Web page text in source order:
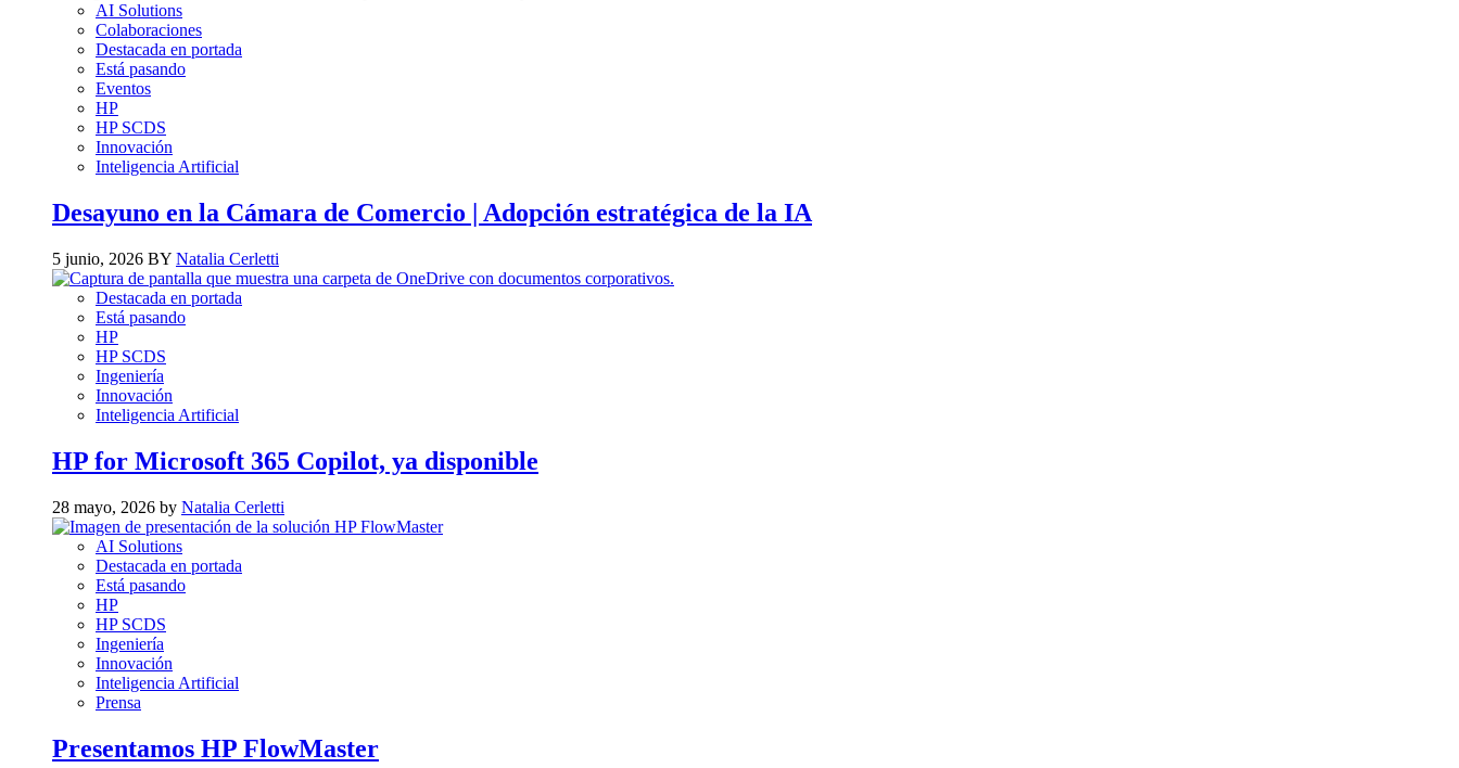
AI Solutions
Colaboraciones
Destacada en portada
Está pasando
Eventos
HP
HP SCDS
Innovación
Inteligencia Artificial
Desayuno en la Cámara de Comercio | Adopción estratégica de la IA
5 junio, 2026 BY Natalia Cerletti
Destacada en portada
Está pasando
HP
HP SCDS
Ingeniería
Innovación
Inteligencia Artificial
HP for Microsoft 365 Copilot, ya disponible
28 mayo, 2026 by Natalia Cerletti
AI Solutions
Destacada en portada
Está pasando
HP
HP SCDS
Ingeniería
Innovación
Inteligencia Artificial
Prensa
Presentamos HP FlowMaster